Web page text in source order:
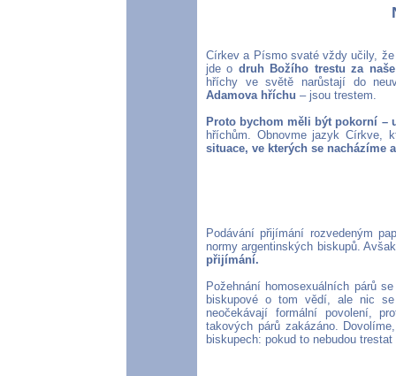
Církev a Písmo svaté vždy učily,
jde o druh Božího trestu za
hříchy ve světě narůstají do
Adamova hříchu – jsou trestem.
Proto bychom měli být pokorní –
hříchům. Obnovme jazyk Církve,
situace, ve kterých se nacházíme
Podávání přijímání rozvedeným
normy argentinských biskupů.
přijímání.
Požehnání homosexuálních párů
biskupové o tom vědí, ale nic
neočekávají formální povolení,
takových párů zakázáno.
biskupech: pokud to nebudou